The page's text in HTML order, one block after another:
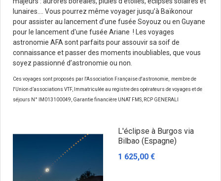
lunaires…. Vous pourrez même voyager jusqu’à Baïkonour
pour assister au lancement d’une fusée Soyouz ou en Guyane
pour le lancement d'une fusée Ariane ! Les voyages
astronomie AFA sont parfaits pour assouvir sa soif de
connaissance et passer des moments inoubliables, que vous
soyez passionné d’astronomie ou non.
Ces voyages sont proposés par l'Association Française d'astronomie, membre de
l'Union d’associations VTF, Immatriculée au registre des opérateurs de voyages et de
séjours N° IM013100049, Garantie financière UNAT FMS, RCP GENERALI
L'éclipse à Burgos via
Bilbao (Espagne)
1 625,00 €